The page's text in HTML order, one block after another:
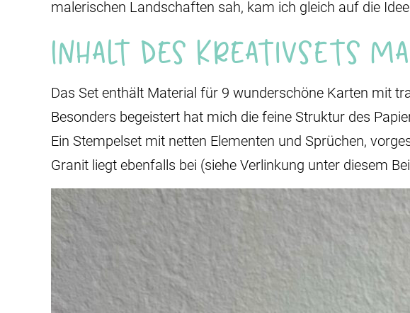
malerischen Landschaften sah, kam ich gleich auf die
Inhalt des Kreativsets
Das Set enthält Material für 9 wunderschöne Karten mit
Besonders begeistert hat mich die feine Struktur des
Ein Stempelset mit netten Elementen und Sprüchen,
Granit liegt ebenfalls bei (siehe Verlinkung unter diesem